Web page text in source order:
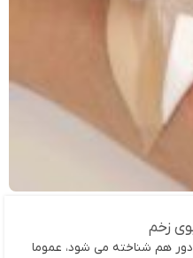
زخم
هم شناخته می شود، عموما